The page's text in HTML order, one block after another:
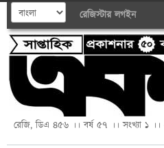
রেজিস্টার লগইন
রেজি, ডিএ ৪৫৬ ।। বর্ষ ৫৭ ।। সংখ্যা ১